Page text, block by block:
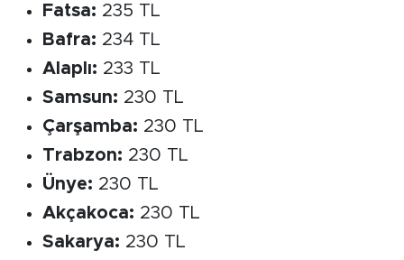
Fatsa: 235 TL
Bafra: 234 TL
Alaplı: 233 TL
Samsun: 230 TL
Çarşamba: 230 TL
Trabzon: 230 TL
Ünye: 230 TL
Akçakoca: 230 TL
Sakarya: 230 TL